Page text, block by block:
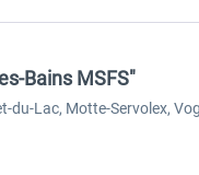
Bains MSFS"
Lac, Motte-Servolex,